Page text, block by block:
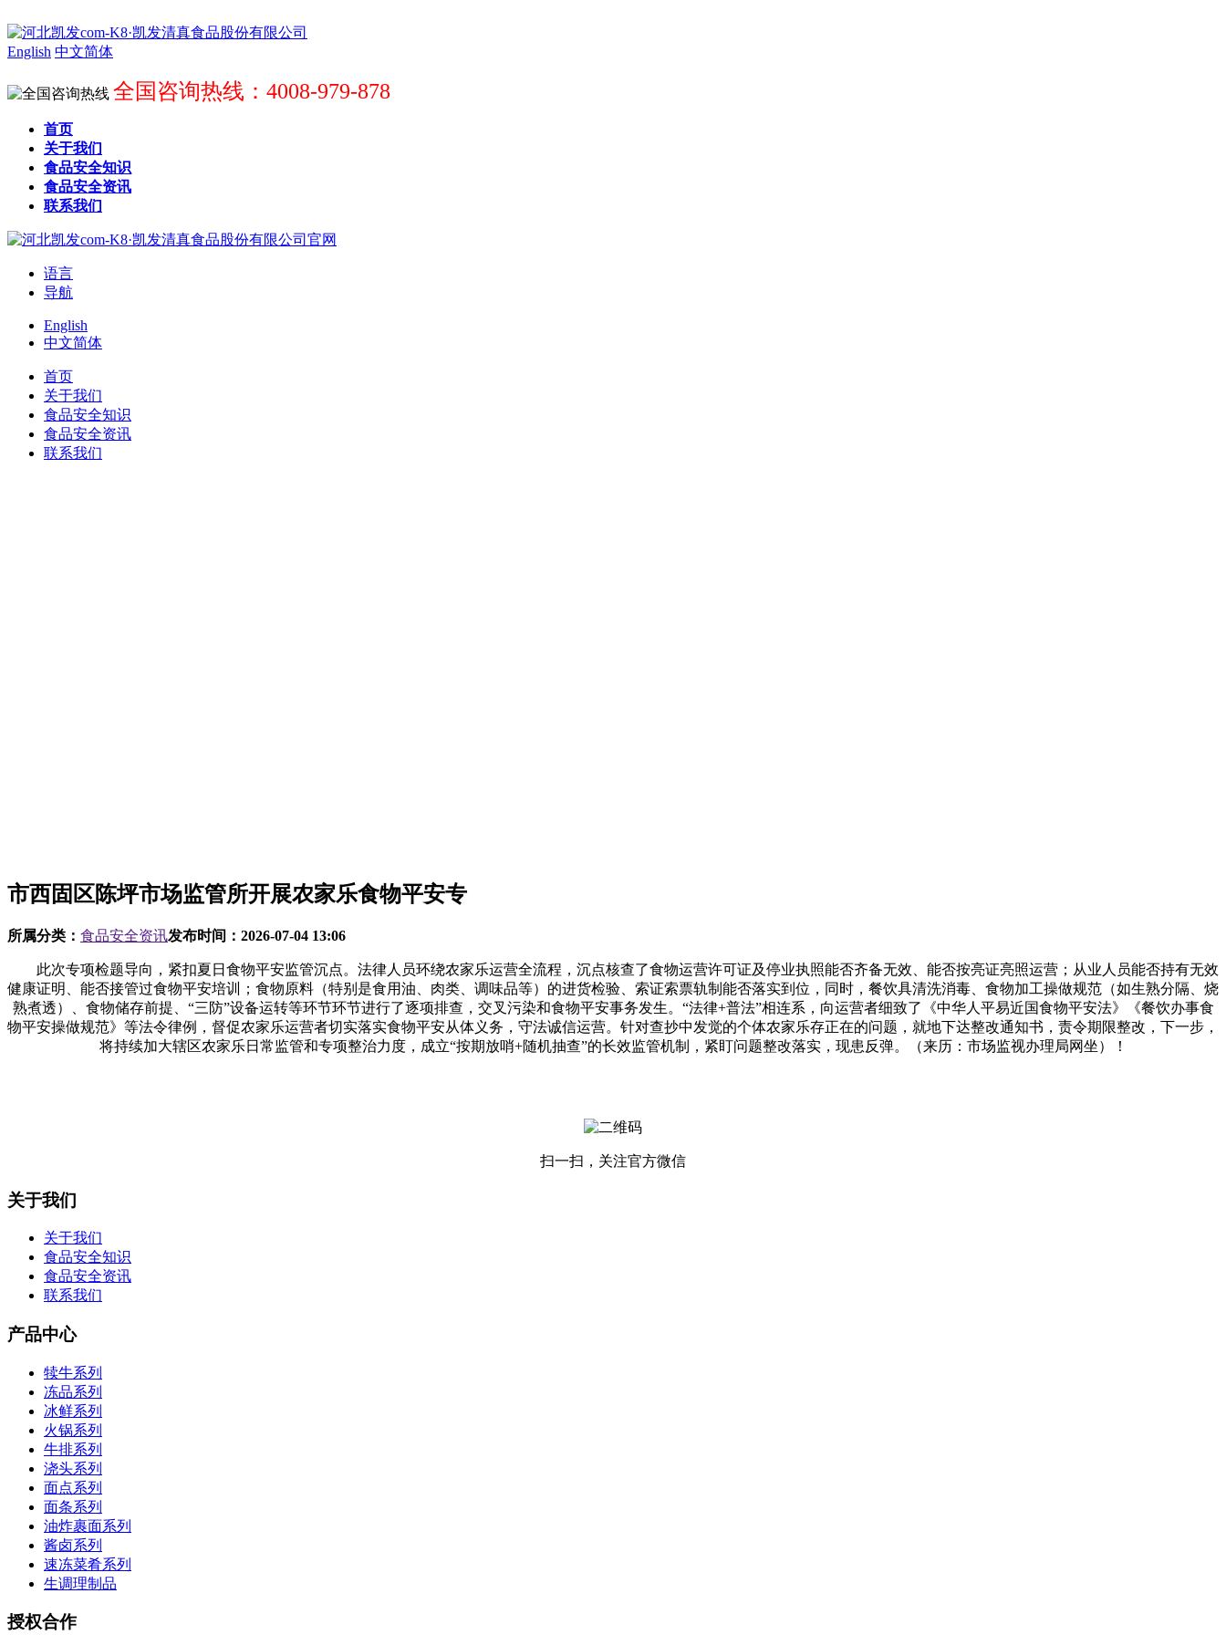
English 中文简体
全国咨询热线：4008-979-878
首页
关于我们
食品安全知识
食品安全资讯
联系我们
语言
导航
English
中文简体
首页
关于我们
食品安全知识
食品安全资讯
联系我们
市西固区陈坪市场监管所开展农家乐食物平安专
所属分类： 食品安全资讯发布时间： 2026-07-04 13:06
此次专项检题导向，紧扣夏日食物平安监管沉点。法律人员环绕农家乐运营全流程，沉点核查了食物运营许可证及停业执照能否齐备无效、能否按亮证亮照运营；从业人员能否持有无效
健康证明、能否接管过食物平安培训；食物原料（特别是食用油、肉类、调味品等）的进货检验、索证索票轨制能否落实到位，同时，餐饮具清洗消毒、食物加工操做规范（如生熟分隔、烧
熟煮透）、食物储存前提、“三防”设备运转等环节环节进行了逐项排查，交叉污染和食物平安事务发生。“法律+普法”相连系，向运营者细致了《中华人平易近国食物平安法》《餐饮办事食
物平安操做规范》等法令律例，督促农家乐运营者切实落实食物平安从体义务，守法诚信运营。针对查抄中发觉的个体农家乐存正在的问题，就地下达整改通知书，责令期限整改，下一步，
将持续加大辖区农家乐日常监管和专项整治力度，成立“按期放哨+随机抽查”的长效监管机制，紧盯问题整改落实，现患反弹。（来历：市场监视办理局网坐）！
扫一扫，关注官方微信
关于我们
关于我们
食品安全知识
食品安全资讯
联系我们
产品中心
犊牛系列
冻品系列
冰鲜系列
火锅系列
牛排系列
浇头系列
面点系列
面条系列
油炸裹面系列
酱卤系列
速冻菜肴系列
生调理制品
授权合作